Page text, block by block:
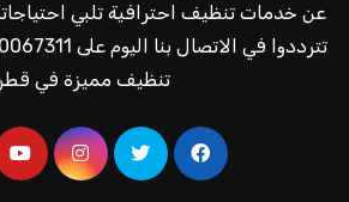
عن خدمات تنظيف احترافية تلبي
تنظيف مميزة في